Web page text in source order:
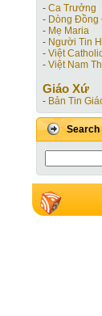
- Ca Trưởng
- Dòng Đồng
- Mẹ Maria
- Người Tin
- Việt
- Việt Nam
Giáo Xứ
- Bản Tin
Search